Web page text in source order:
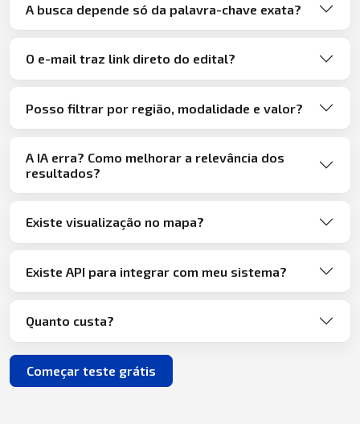
A busca depende só da palavra-chave exata?
O e-mail traz link direto do edital?
Posso filtrar por região, modalidade e valor?
A IA erra? Como melhorar a relevância dos
resultados?
Existe visualização no mapa?
Existe API para integrar com meu sistema?
Quanto custa?
Começar teste grátis